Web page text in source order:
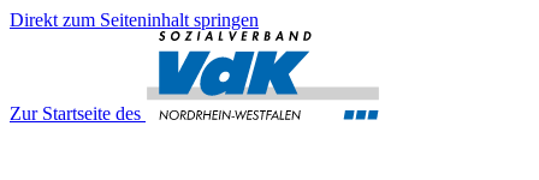
Direkt zum Seiteninhalt springen
Zur Startseite des